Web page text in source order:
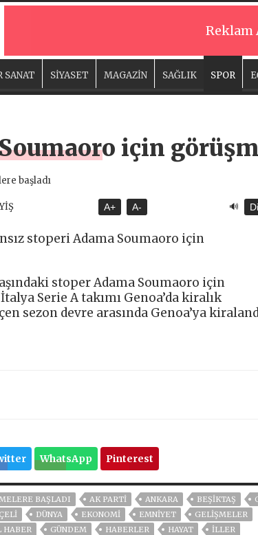
Reklam
SANAT SİYASET MAGAZİN SAĞLIK SPOR
için
A+ A- 🔊
stoperi Adama Soumaoro için
stoper Adama Soumaoro için
Serie A takımı Genoa’da kiralık
sezon devre arasında Genoa’ya
WhatsApp Pinterest
BAŞLADI AK PARTİ ANKARA BEŞIKTAŞ
DÜNYA EKONOMİ EMNİYET
GELIŞMELER
HABER GÜNDEM HABERLER HAYAT
İLLER